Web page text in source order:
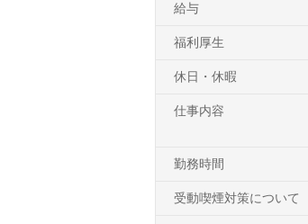
給与
福利厚生
休日・休暇
仕事内容
勤務時間
受動喫煙対策について